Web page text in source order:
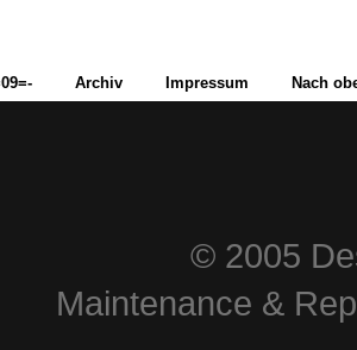
Archiv Impressum Nach
© 2005
Maintenance &